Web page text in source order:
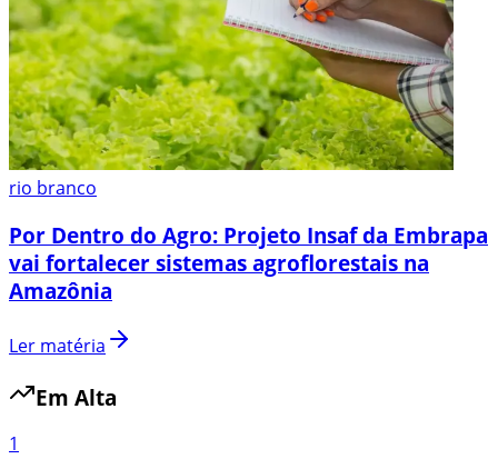
rio branco
Por Dentro do Agro: Projeto Insaf da Embrapa
vai fortalecer sistemas agroflorestais na
Amazônia
Ler matéria
Em Alta
1